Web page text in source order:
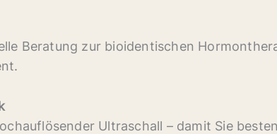
Beratung zur bioidentischen
Ultraschall – damit Sie